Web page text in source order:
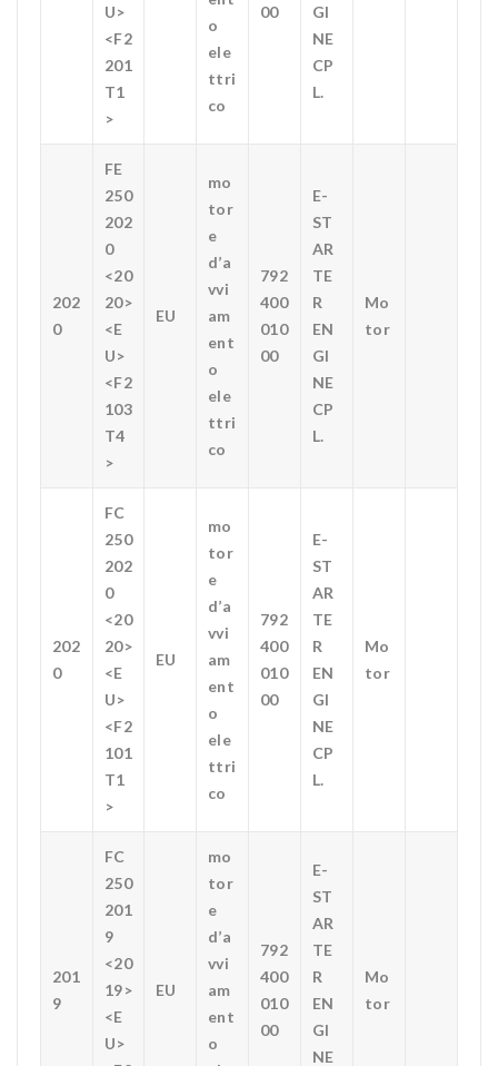
U>
<F2
201
T1
>
o
ele
ttri
co
00
GI
NE
CP
L.
202
0
FE
250
202
0
<20
20>
<E
U>
<F2
103
T4
>
EU
mo
tor
e
d’a
vvi
am
ent
o
ele
ttri
co
792
400
010
00
E-
ST
AR
TE
R
EN
GI
NE
CP
L.
Mo
tor
202
0
FC
250
202
0
<20
20>
<E
U>
<F2
101
T1
>
EU
mo
tor
e
d’a
vvi
am
ent
o
ele
ttri
co
792
400
010
00
E-
ST
AR
TE
R
EN
GI
NE
CP
L.
Mo
tor
201
9
FC
250
201
9
<20
19>
<E
U>
EU
mo
tor
e
d’a
vvi
am
ent
o
792
400
010
00
E-
ST
AR
TE
R
EN
GI
NE
Mo
tor